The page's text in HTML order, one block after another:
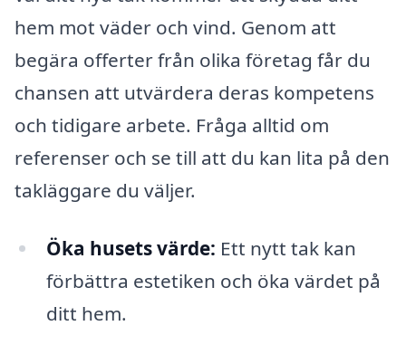
hem mot väder och vind. Genom att
begära offerter från olika företag får du
chansen att utvärdera deras kompetens
och tidigare arbete. Fråga alltid om
referenser och se till att du kan lita på den
takläggare du väljer.
Öka husets värde: Ett nytt tak kan
förbättra estetiken och öka värdet på
ditt hem.